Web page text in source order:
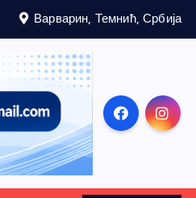
Варварин, Темнић, Србија